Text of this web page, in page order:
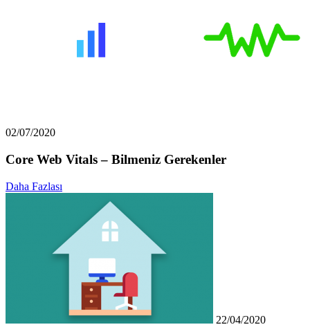
02/07/2020
Core Web Vitals – Bilmeniz Gerekenler
Daha Fazlası
22/04/2020